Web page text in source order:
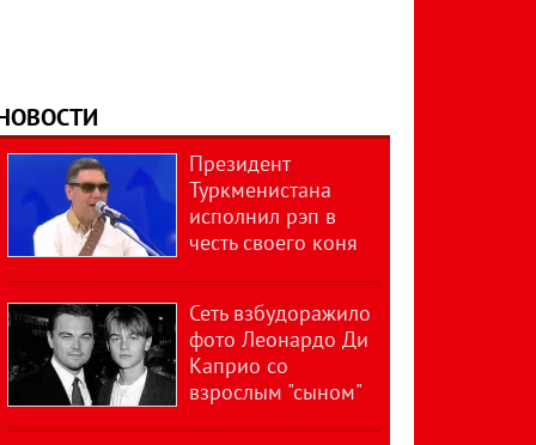
Президент
Туркменистана
исполнил рэп в
честь своего коня
Сеть взбудоражило
фото Леонардо Ди
Каприо со
взрослым "сыном"